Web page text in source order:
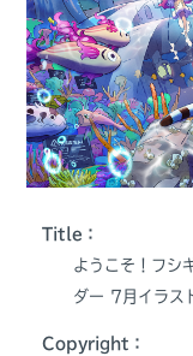
Title：
ようこそ！フシ
ダー 7月イラス
Copyright：